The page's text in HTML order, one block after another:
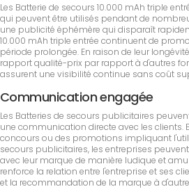
Les Batterie de secours 10.000 mAh triple
qui peuvent être utilisés pendant de
une publicité éphémère qui disparaît
10.000 mAh triple entrée continuent de
période prolongée. En raison de leur
rapport qualité-prix par rapport à d'autres
assurent une visibilité continue sans coût
Communication engagée
Les Batteries de secours publicitaires
une communication directe avec les clients.
concours ou des promotions impliquant
secours publicitaires, les entreprises
avec leur marque de manière ludique et
renforce la relation entre l'entreprise et ses
et la recommandation de la marque à